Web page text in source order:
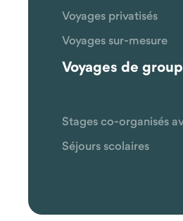
Voyages privatisés
Voyages sur-mesure
Voyages de
Stages co-organisés
Séjours scolaires